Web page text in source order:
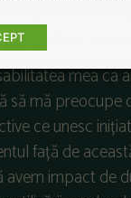
care se
această
mea ca
să mă
ce unesc
față de
impact de